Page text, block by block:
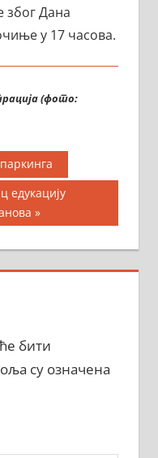
због Дана
у 17 часова.
(фото:
едукацију
бити
су означена